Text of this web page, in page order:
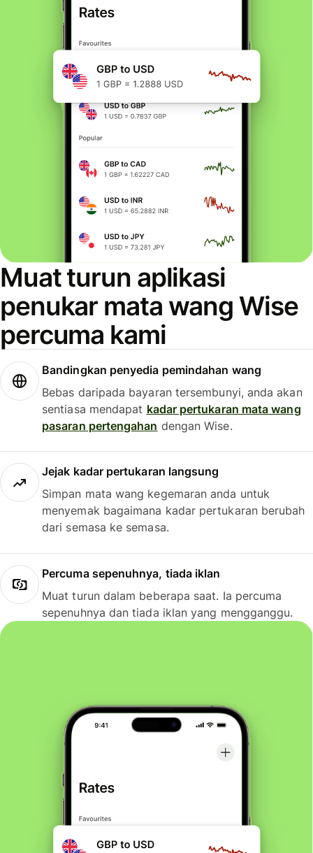
Muat turun aplikasi
penukar mata wang Wise
percuma kami
Bandingkan penyedia pemindahan wang
Bebas daripada bayaran tersembunyi, anda akan
sentiasa mendapat kadar pertukaran mata wang
pasaran pertengahan dengan Wise.
Jejak kadar pertukaran langsung
Simpan mata wang kegemaran anda untuk
menyemak bagaimana kadar pertukaran berubah
dari semasa ke semasa.
Percuma sepenuhnya, tiada iklan
Muat turun dalam beberapa saat. Ia percuma
sepenuhnya dan tiada iklan yang mengganggu.